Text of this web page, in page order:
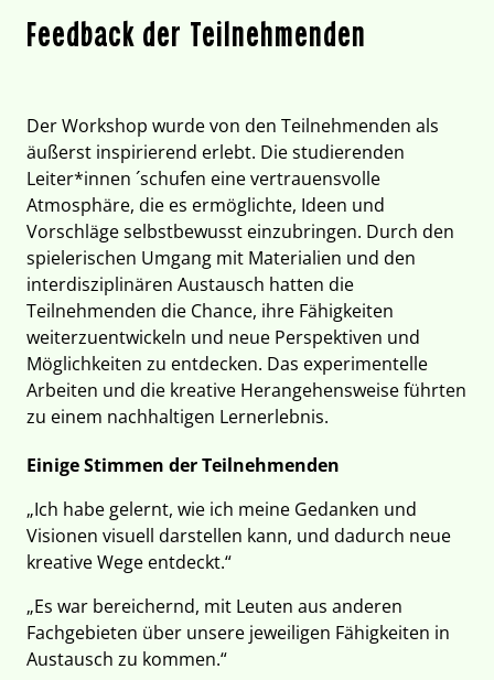
Feedback der Teilnehmenden
Der Workshop wurde von den Teilnehmenden als
äußerst inspirierend erlebt. Die studierenden
Leiter*innen ´schufen eine vertrauensvolle
Atmosphäre, die es ermöglichte, Ideen und
Vorschläge selbstbewusst einzubringen. Durch den
spielerischen Umgang mit Materialien und den
interdisziplinären Austausch hatten die
Teilnehmenden die Chance, ihre Fähigkeiten
weiterzuentwickeln und neue Perspektiven und
Möglichkeiten zu entdecken. Das experimentelle
Arbeiten und die kreative Herangehensweise führten
zu einem nachhaltigen Lernerlebnis.
Einige Stimmen der Teilnehmenden
„Ich habe gelernt, wie ich meine Gedanken und
Visionen visuell darstellen kann, und dadurch neue
kreative Wege entdeckt.“
„Es war bereichernd, mit Leuten aus anderen
Fachgebieten über unsere jeweiligen Fähigkeiten in
Austausch zu kommen.“